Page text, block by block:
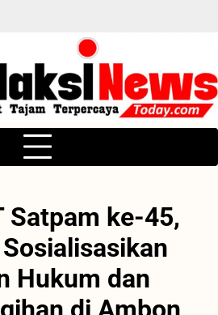
Satpam ke-45,
Hukum dan